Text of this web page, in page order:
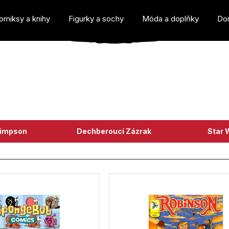
a knihy Figurky a sochy Móda a doplňky
Dechberoucí Zázrak Star
potřebujete najít?